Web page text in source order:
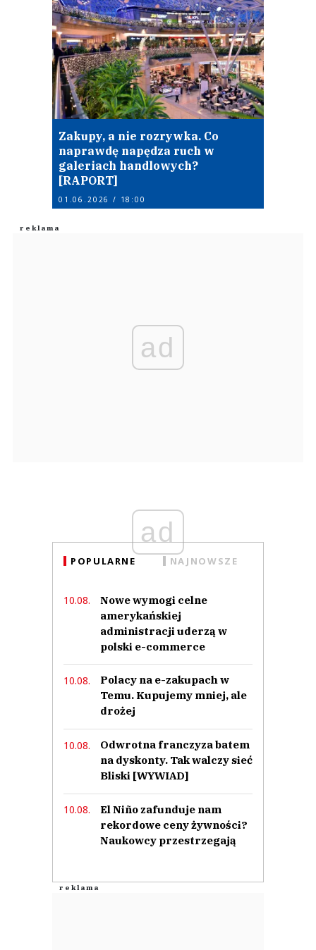
Zakupy, a nie rozrywka. Co
naprawdę napędza ruch w
galeriach handlowych?
[RAPORT]
01.06.2026 / 18:00
ad
ad
POPULARNE NAJNOWSZE
10.08.
Nowe wymogi celne
amerykańskiej
administracji uderzą w
polski e-commerce
10.08.
Polacy na e-zakupach w
Temu. Kupujemy mniej, ale
drożej
10.08.
Odwrotna franczyza batem
na dyskonty. Tak walczy sieć
Bliski [WYWIAD]
10.08.
El Niño zafunduje nam
rekordowe ceny żywności?
Naukowcy przestrzegają